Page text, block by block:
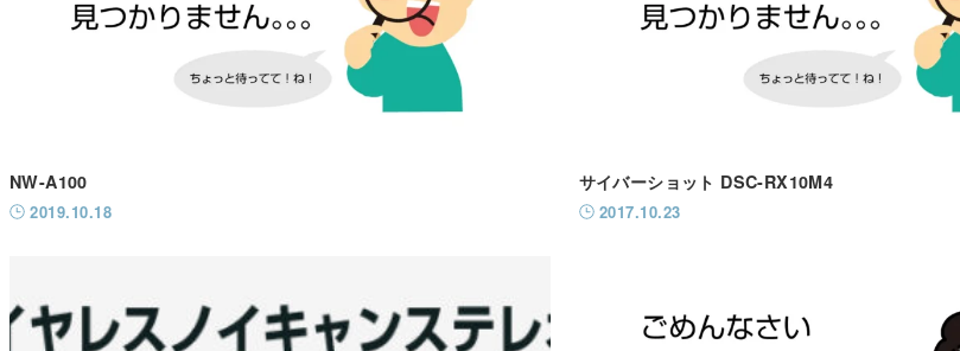
NW-A100
2019.10.18
サイバーショット DSC-RX10M4
2017.10.23